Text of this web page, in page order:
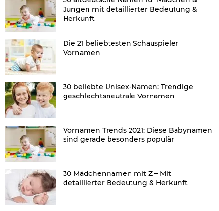
Jungen mit detaillierter Bedeutung &
Herkunft
Die 21 beliebtesten Schauspieler
Vornamen
30 beliebte Unisex-Namen: Trendige
geschlechtsneutrale Vornamen
Vornamen Trends 2021: Diese Babynamen
sind gerade besonders populär!
30 Mädchennamen mit Z – Mit
detaillierter Bedeutung & Herkunft